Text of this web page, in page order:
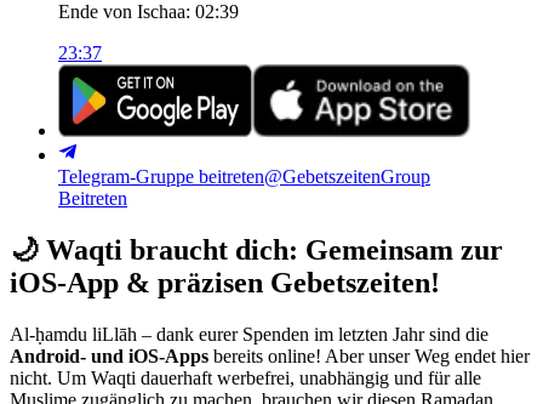
Ende von Ischaa: 02:39
23:37
Telegram-Gruppe beitreten@GebetszeitenGroup
Beitreten
🌙 Waqti braucht dich: Gemeinsam zur
iOS-App & präzisen Gebetszeiten!
Al-ḥamdu liLlāh – dank eurer Spenden im letzten Jahr sind die
Android- und iOS-Apps bereits online! Aber unser Weg endet hier
nicht. Um Waqti dauerhaft werbefrei, unabhängig und für alle
Muslime zugänglich zu machen, brauchen wir diesen Ramadan